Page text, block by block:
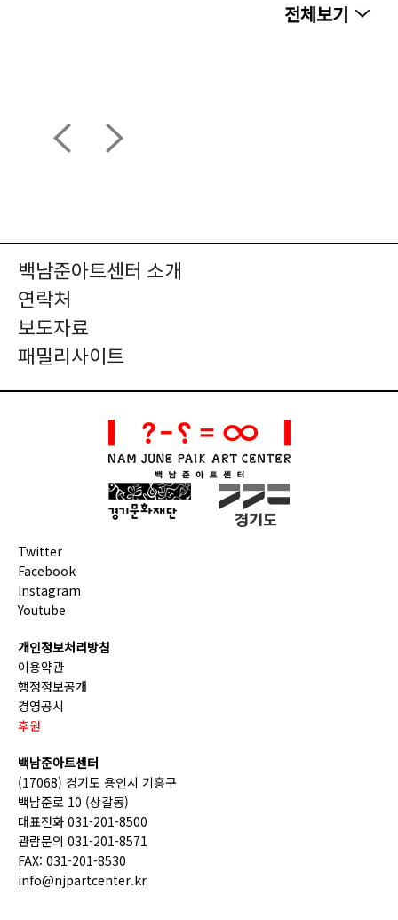
전체보기
백남준아트센터 소개
연락처
보도자료
패밀리사이트
Twitter
Facebook
Instagram
Youtube
개인정보처리방침
이용약관
행정정보공개
경영공시
후원
백남준아트센터
(17068) 경기도 용인시 기흥구
백남준로 10 (상갈동)
대표전화 031-201-8500
관람문의 031-201-8571
FAX: 031-201-8530
info@njpartcenter.kr